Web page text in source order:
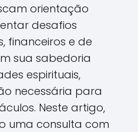
orientação
desafios
financeiros e de
sua sabedoria
espirituais,
necessária para
Neste artigo,
uma consulta com